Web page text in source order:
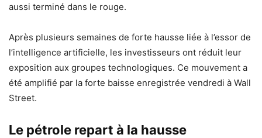
aussi terminé dans le rouge.
Après plusieurs semaines de forte hausse liée à l’essor de
l’intelligence artificielle, les investisseurs ont réduit leur
exposition aux groupes technologiques. Ce mouvement a
été amplifié par la forte baisse enregistrée vendredi à Wall
Street.
Le pétrole repart à la hausse